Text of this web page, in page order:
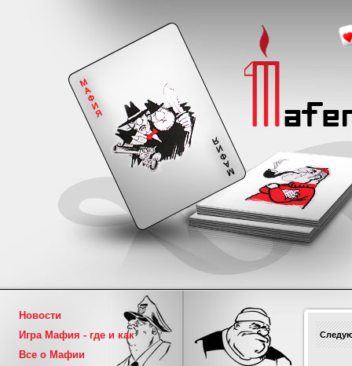
Новости
Игра Мафия - где и как
Все о Мафии